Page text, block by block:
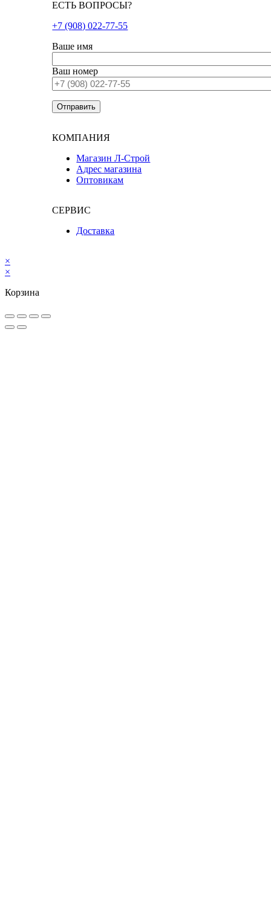
ЕСТЬ ВОПРОСЫ?
+7 (908) 022-77-55
Ваше имя
Ваш номер
КОМПАНИЯ
Магазин Л-Строй
Адрес магазина
Оптовикам
СЕРВИС
Доставка
×
×
Корзина